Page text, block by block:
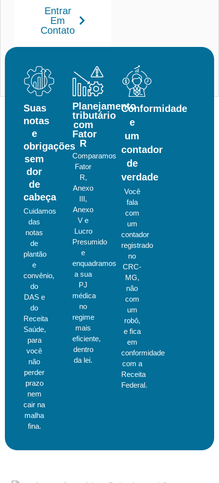
Entrar
Em
Contato
Suas
notas
e
obrigações
sem
dor
de
cabeça
Cuidamos
das
notas
de
plantão
e
convênio,
do
DAS e
do
Receita
Saúde,
para
você
não
perder
prazo
nem
cair na
malha
fina.
Planejamento
tributário
com
Fator
R
Comparamos
Fator
R,
Anexo
III,
Anexo
V e
Lucro
Presumido
e
enquadramos
a sua
PJ
médica
no
regime
mais
eficiente,
dentro
da lei.
Conformidade
e
um
contador
de
verdade
Você
fala
com
um
contador
registrado
no
CRC-
MG,
não
com
um
robô,
e fica
em
conformidade
com a
Receita
Federal.